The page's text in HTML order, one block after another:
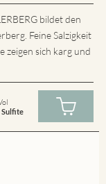
bildet den
Feine Salzigkeit
sich karg und
Sulfite